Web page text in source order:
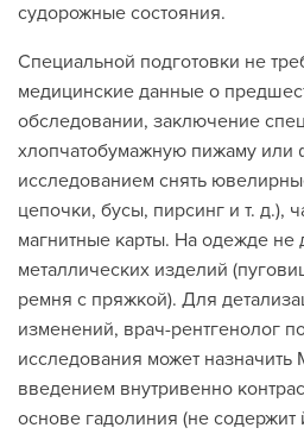
судорожные состояния.
Специальной подготовки не
медицинские данные о
обследовании, заключение
хлопчатобумажную пижаму или
исследованием снять
цепочки, бусы, пирсинг и т. д.),
магнитные карты. На одежде не
металлических изделий
ремня с пряжкой). Для
изменений, врач-рентгенолог
исследования может
введением внутривенно
основе гадолиния (не содержит